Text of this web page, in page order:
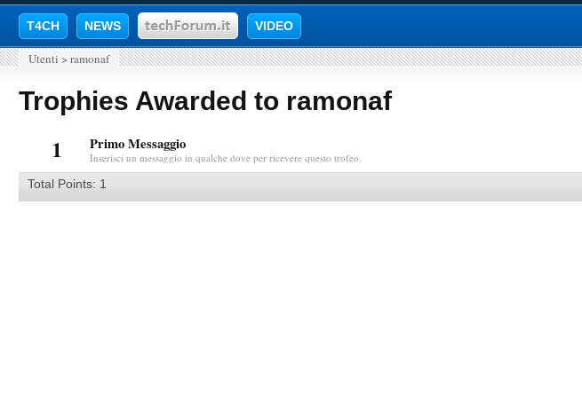
T4CH NEWS VIDEO
Utenti > ramonaf
Trophies Awarded to ramonaf
1 Primo Messaggio
Inserisci un messaggio in qualche dove per ricevere questo trofeo.
Total Points: 1